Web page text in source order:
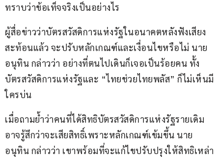
ทราบว่าข้อเท็จจริงเป็นอย่างไร
ผู้สื่อข่าวว่าบัตรสวัสดิการแห่งรัฐในอนาคตหลังฟังเสียง
สะท้อนแล้ว จะปรับหลักเกณฑ์และเงื่อนไขหรือไม่ นาย
อนุทิน กล่าวว่า อย่างที่ตนไปเดินก็เจอเป็นร้อยคน ทั้ง
บัตรสวัสดิการแห่งรัฐและ “ไทยช่วยไทยพลัส” ก็ไม่เห็นมี
ใครบ่น
เมื่อถามย้ำว่าคนที่ได้สิทธิบัตรสวัสดิการแห่งรัฐรายเดิม
อาจรู้สึกว่าจะเสียสิทธิ์เพราะหลักเกณฑ์เข้มขึ้น นาย
อนุทิน กล่าวว่า เขาพร้อมที่จะแก้ไขปรับปรุงให้สิทธิเหล่า